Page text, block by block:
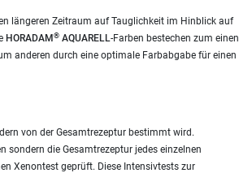
längeren Zeitraum auf Tauglichkeit im Hinblick auf
HORADAM ® AQUARELL-Farben bestechen zum einen
anderen durch eine optimale Farbabgabe für einen
von der Gesamtrezeptur bestimmt wird.
sondern die Gesamtrezeptur jedes einzelnen
Xenontest geprüft. Diese Intensivtests zur